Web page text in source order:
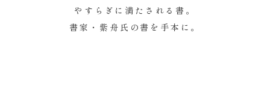
やすらぎに満たされる書。
書家・紫舟氏の書を手本に。